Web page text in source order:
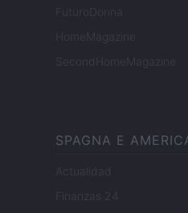
FuturoDonna
HomeMagazine
SecondHomeMagazine
SPAGNA E
Actualidad
Finanzas 24